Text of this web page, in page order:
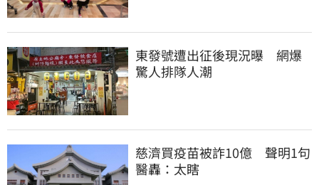
東發號遭出征後現況曝　網爆
驚人排隊人潮
慈濟買疫苗被詐10億　聲明1句
醫轟：太瞎